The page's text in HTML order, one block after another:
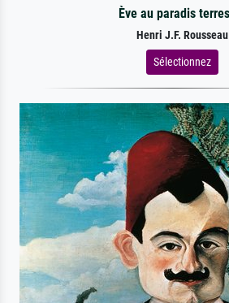
Ève au paradis
Henri J.F. Rousseau
Sélectionnez